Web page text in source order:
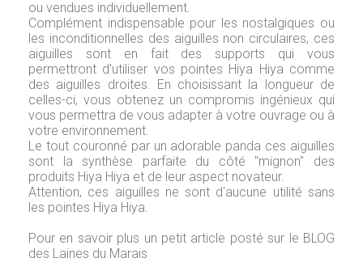
ou vendues individuellement.
Complément indispensable pour les nostalgiques ou
les inconditionnelles des aiguilles non circulaires, ces
aiguilles sont en fait des supports qui vous
permettront d'utiliser vos pointes Hiya Hiya comme
des aiguilles droites. En choisissant la longueur de
celles-ci, vous obtenez un compromis ingénieux qui
vous permettra de vous adapter à votre ouvrage ou à
votre environnement.
Le tout couronné par un adorable panda ces aiguilles
sont la synthèse parfaite du côté "mignon" des
produits Hiya Hiya et de leur aspect novateur.
Attention, ces aiguilles ne sont d'aucune utilité sans
les pointes Hiya Hiya.
Pour en savoir plus un petit article posté sur le BLOG
des Laines du Marais